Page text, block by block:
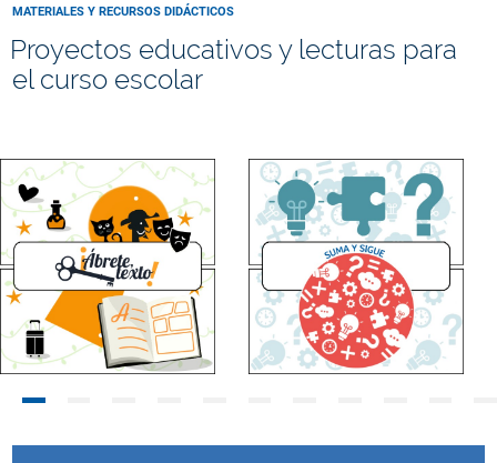
MATERIALES Y RECURSOS DIDÁCTICOS
Proyectos educativos y lecturas para
el curso escolar